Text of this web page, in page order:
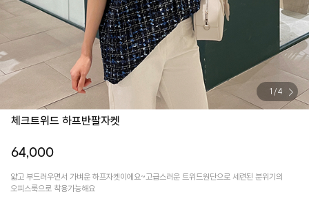
/ 4
체크트위드 하프반팔자켓
64,000
얇고 부드러우면서 가벼운 하프자켓이에요~고급스러운 트위드원단으로 세련된 분위기의
오피스룩으로 착용가능해요